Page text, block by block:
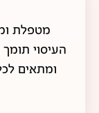
מטפלת
העיסוי
ומתאים